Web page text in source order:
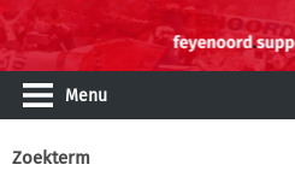
Menu
Zoekterm